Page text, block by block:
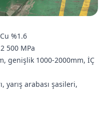
%1.6
500 MPa
genişlik 1000-2000mm, İÇ
yarış arabası şasileri,